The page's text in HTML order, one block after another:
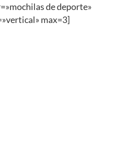
de deporte»
max=3]